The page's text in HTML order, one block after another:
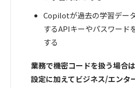
Copilotが過去の学習デー
するAPIキーやパスワード
する
業務で機密コードを扱う場合
設定に加えてビジネス/エンタ